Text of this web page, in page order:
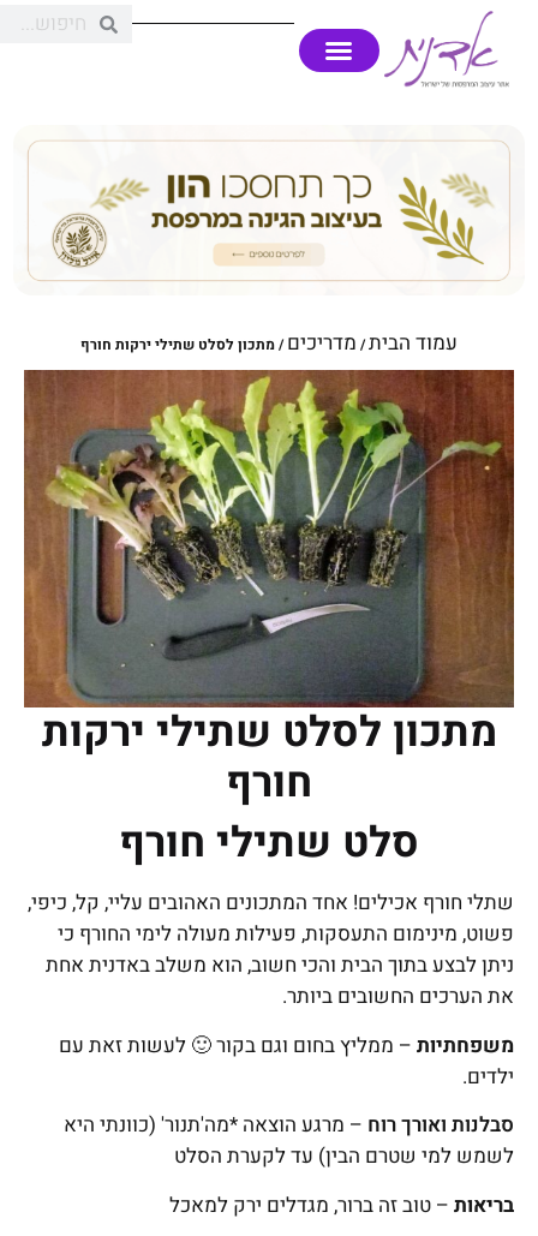
עמוד הבית/מדריכים/ מתכון לסלט שתילי ירקות חורף
מתכון לסלט שתילי ירקות
חורף
סלט שתילי חורף
שתלי חורף אכילים! אחד המתכונים האהובים עליי, קל, כיפי,
פשוט, מינימום התעסקות, פעילות מעולה לימי החורף כי
ניתן לבצע בתוך הבית והכי חשוב, הוא משלב באדנית אחת
את הערכים החשובים ביותר.
משפחתיות– ממליץ בחום וגם בקור 🙂 לעשות זאת עם
ילדים.
סבלנות ואורך רוח– מרגע הוצאה *מה'תנור' (כוונתי היא
לשמש למי שטרם הבין) עד לקערת הסלט
בריאות– טוב זה ברור, מגדלים ירק למאכל